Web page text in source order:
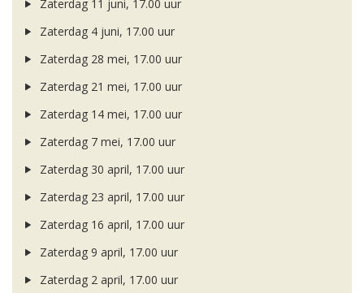
Zaterdag 11 juni, 17.00 uur
Zaterdag 4 juni, 17.00 uur
Zaterdag 28 mei, 17.00 uur
Zaterdag 21 mei, 17.00 uur
Zaterdag 14 mei, 17.00 uur
Zaterdag 7 mei, 17.00 uur
Zaterdag 30 april, 17.00 uur
Zaterdag 23 april, 17.00 uur
Zaterdag 16 april, 17.00 uur
Zaterdag 9 april, 17.00 uur
Zaterdag 2 april, 17.00 uur